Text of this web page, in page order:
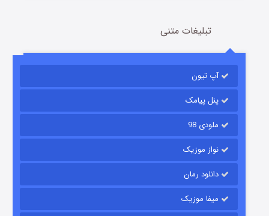
تبلیغات متنی
آپ تیون
پنل پیامک
ملودی 98
نواز موزیک
دانلود رمان
میفا موزیک